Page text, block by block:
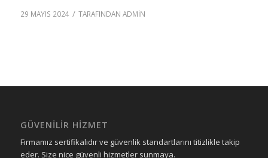
29 MAYIS 2024 / TARAFINDAN ADMIN
GÜVENILIR HIZMET
Firmamız sertifikalıdır ve güvenlik standartlarını titizlikle takip
eder. Size nice güvenli hizmetler sunmaya.